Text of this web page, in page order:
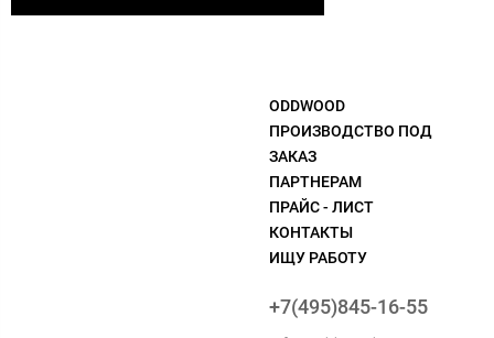
ODDWOOD
ПРОИЗВОДСТВО ПОД
ЗАКАЗ
ПАРТНЕРАМ
ПРАЙС - ЛИСТ
КОНТАКТЫ
ИЩУ РАБОТУ
+7(495)845-16-55